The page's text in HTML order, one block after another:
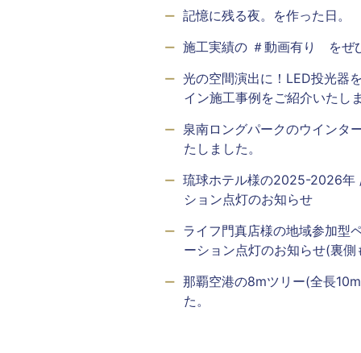
記憶に残る夜。を作った日。
施工実績の ＃動画有り をぜ
光の空間演出に！LED投光器
イン施工事例をご紹介いたし
泉南ロングパークのウインタ
たしました。
琉球ホテル様の2025-2026年
ション点灯のお知らせ
ライフ門真店様の地域参加型
ーション点灯のお知らせ(裏
那覇空港の8mツリー(全長
た。